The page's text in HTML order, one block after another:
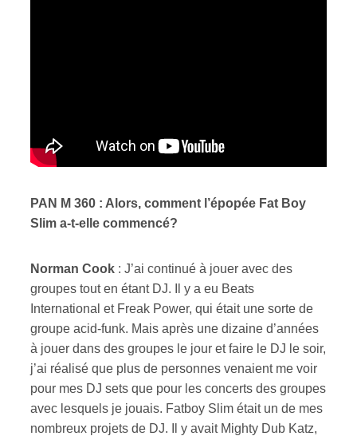
PAN M 360 : Alors, comment l’épopée Fat Boy
Slim a-t-elle commencé?
Norman Cook : J’ai continué à jouer avec des
groupes tout en étant DJ. Il y a eu Beats
International et Freak Power, qui était une sorte de
groupe acid-funk. Mais après une dizaine d’années
à jouer dans des groupes le jour et faire le DJ le soir,
j’ai réalisé que plus de personnes venaient me voir
pour mes DJ sets que pour les concerts des groupes
avec lesquels je jouais. Fatboy Slim était un de mes
nombreux projets de DJ. Il y avait Mighty Dub Katz,